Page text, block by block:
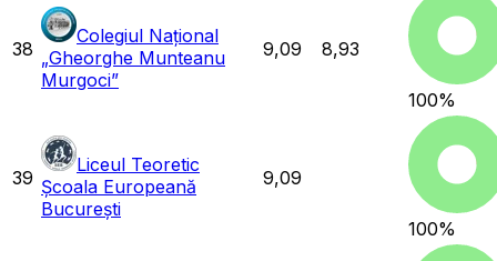
38
Colegiul Național
„Gheorghe Munteanu
Murgoci”
9,09 8,93
100%
39
Liceul Teoretic
Școala Europeană
București
9,09
100%